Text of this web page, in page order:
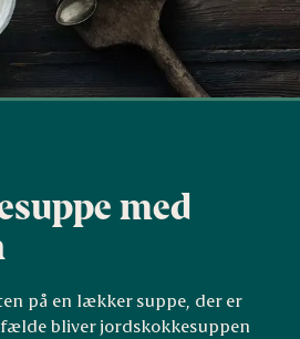
med
på en lækker suppe, der er
bliver jordskokkesuppen